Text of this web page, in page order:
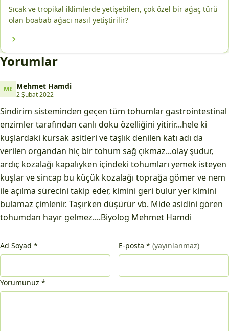
Sıcak ve tropikal iklimlerde yetişebilen, çok özel bir ağaç türü
olan boabab ağacı nasıl yetiştirilir?
Yorumlar
MEMehmet Hamdi
Mehmet Hamdi
2 Şubat 2022
Sindirim sisteminden geçen tüm tohumlar gastrointestinal
enzimler tarafından canlı doku özelliğini yitirir...hele ki
kuşlardaki kursak asitleri ve taşlık denilen katı adı da
verilen organdan hiç bir tohum sağ çıkmaz...olay şudur,
ardıç kozalağı kapalıyken içindeki tohumları yemek isteyen
kuşlar ve sincap bu küçük kozalağı toprağa gömer ve nem
ile açılma sürecini takip eder, kimini geri bulur yer kimini
bulamaz çimlenir. Taşırken düşürür vb. Mide asidini gören
tohumdan hayır gelmez....Biyolog Mehmet Hamdi
Ad Soyad * E-posta * (yayınlanmaz)
Yorumunuz *